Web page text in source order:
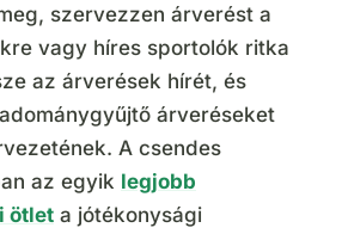
szervezzen árverést a
vagy híres sportolók ritka
az árverések hírét, és
árveréseket
A csendes
az egyik legjobb
ötlet a jótékonysági